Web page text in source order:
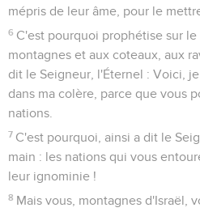
mépris de leur âme, pour le
6 C'est pourquoi prophétise sur le
montagnes et aux coteaux, aux
dit le Seigneur, l'Éternel : Voici,
dans ma colère, parce que vous
nations.
7 C'est pourquoi, ainsi a dit le
main : les nations qui vous
leur ignominie !
8 Mais vous, montagnes d'Israël,